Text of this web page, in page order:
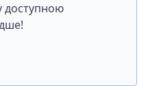
доступною